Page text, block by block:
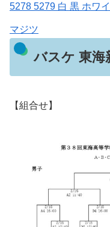
5278 5279 白 黒 ホワ
マジツ
バスケ 東海
【組合せ】